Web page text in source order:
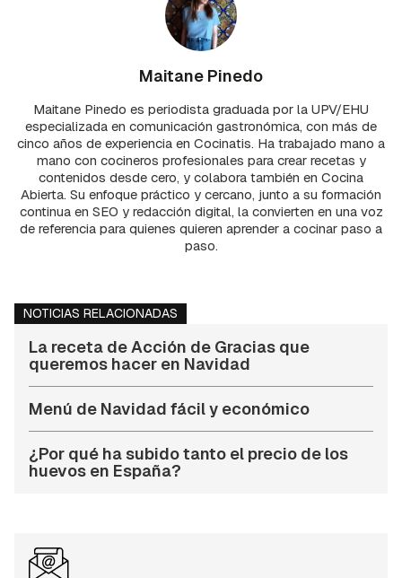
Maitane Pinedo
Maitane Pinedo es periodista graduada por la UPV/EHU
especializada en comunicación gastronómica, con más de
cinco años de experiencia en Cocinatis. Ha trabajado mano a
mano con cocineros profesionales para crear recetas y
contenidos desde cero, y colabora también en Cocina
Abierta. Su enfoque práctico y cercano, junto a su formación
continua en SEO y redacción digital, la convierten en una voz
de referencia para quienes quieren aprender a cocinar paso a
paso.
NOTICIAS RELACIONADAS
La receta de Acción de Gracias que
queremos hacer en Navidad
Menú de Navidad fácil y económico
¿Por qué ha subido tanto el precio de los
huevos en España?